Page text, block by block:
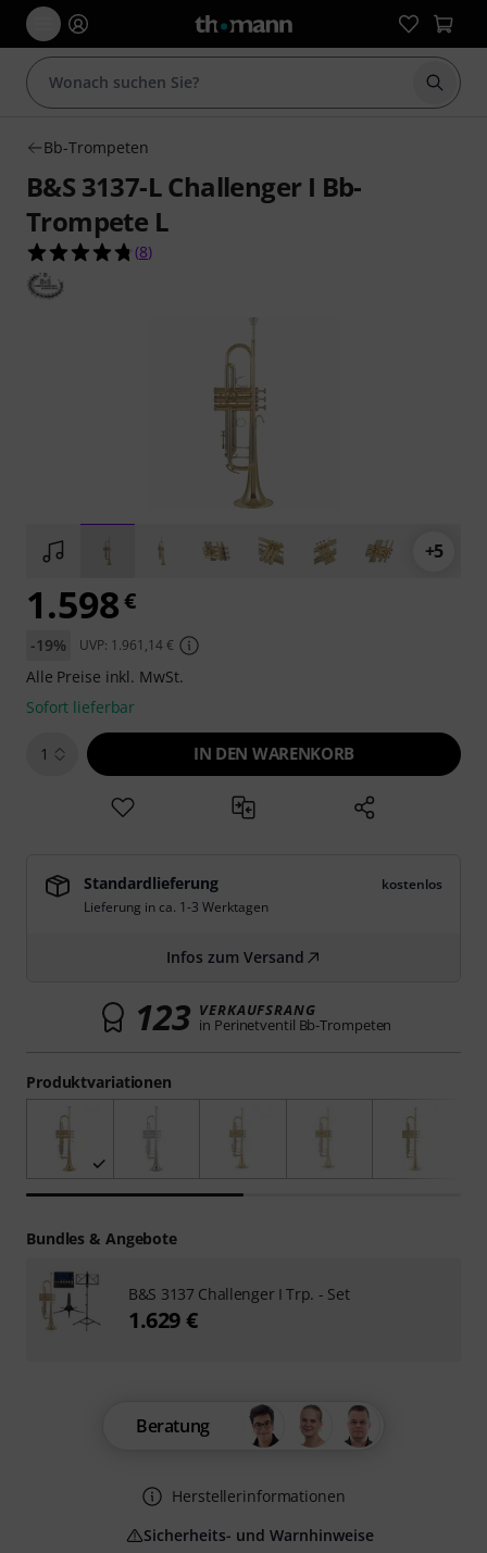
Suche
Bb-Trompeten
B&S 3137-L Challenger I Bb-
Trompete L
4.8 von 5 Sternen aus 8 Kundenbewertungen
(8)
+5
Produktvariationen
1.598€
-19% UVP: 1.961,14 €
Alle Preise inkl. MwSt.
Sofort lieferbar
1 IN DEN WARENKORB
Standardlieferung
kostenlos
Lieferung in ca. 1-3 Werktagen
Infos zum Versand
123 VERKAUFSRANG
in Perinetventil Bb-Trompeten
Beratung
Herstellerinformationen
Sicherheits- und Warnhinweise
Bundles & Angebote
B&S 3137 Challenger I Trp. - Set
1.629 €